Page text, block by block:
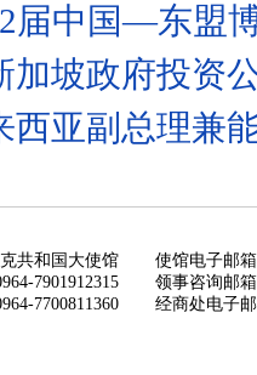
届中国—东盟
加坡政府投资
西亚副总理兼
共和国大使馆
7901912315
7700811360
使馆电子邮箱
领事咨询邮箱
经商处电子